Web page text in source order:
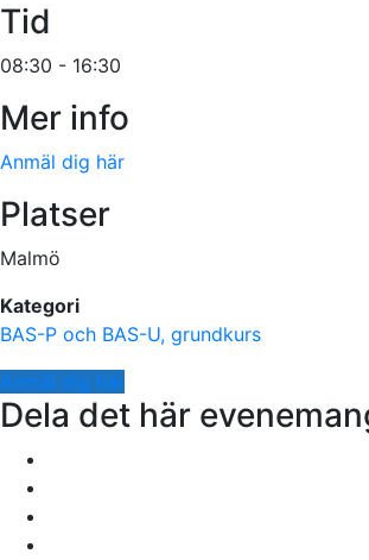
Tid
08:30 - 16:30
Mer info
Anmäl dig här
Platser
Malmö
Kategori
BAS-P och BAS-U, grundkurs
Anmäl dig här
Dela det här